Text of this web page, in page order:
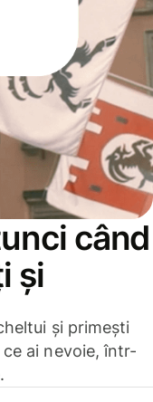
când
și
și primești
ai nevoie, într-